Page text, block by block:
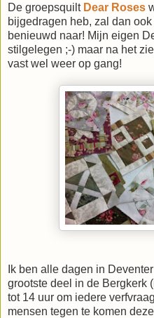
De groepsquilt Dear Roses
bijgedragen heb, zal dan
benieuwd naar! Mijn eigen
stilgelegen ;-) maar na het
vast wel weer op gang!
Ik ben alle dagen in
grootste deel in de Bergkerk
tot 14 uur om iedere
mensen tegen te komen